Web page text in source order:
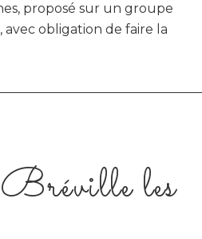
proposé sur un groupe
obligation de faire la
les